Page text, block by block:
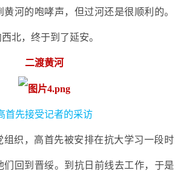
河的咆哮声， 但过河还是很顺利 的。
北，终于到了延安。
二渡黄河
首先接受记者的采访
组织，高首先被安排在抗大学习一段时
回到晋绥。到抗日前线去工作，于是